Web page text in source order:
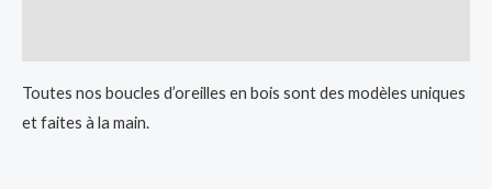
Toutes nos boucles d’oreilles en bois sont des modèles uniques
et faites à la main.